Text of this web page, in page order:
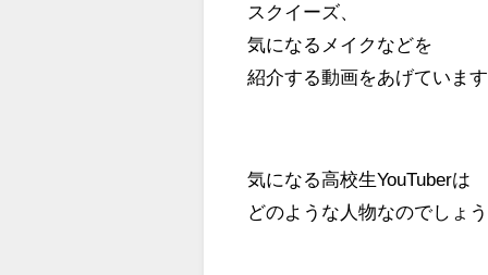
スクイーズ、
気になるメイクなどを
紹介する動画をあげています
気になる高校生YouTuberは
どのような人物なのでしょう